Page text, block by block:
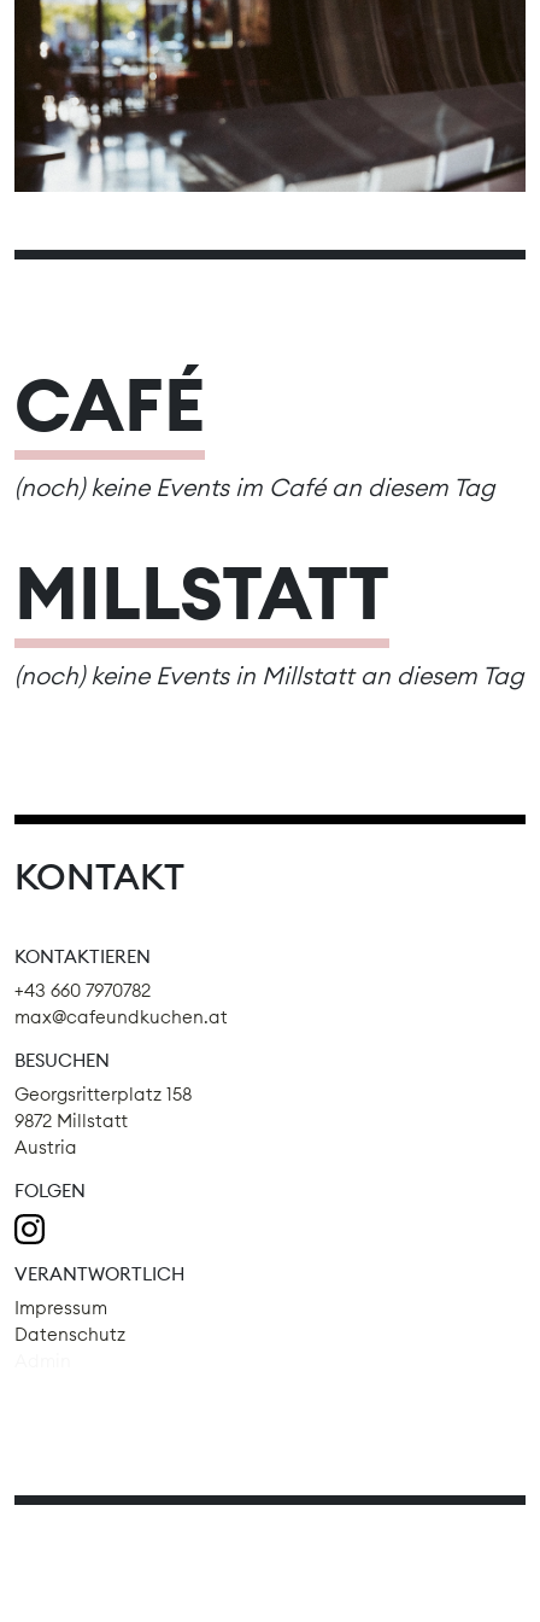
01
02
03
04 05 06 07 08
09
10
11 12 14 15
16
17
18 19 20 21 22
23
CAFÉ
(noch) keine Events im Café an diesem Tag
MILLSTATT
(noch) keine Events in Millstatt an diesem Tag
KONTAKT
KONTAKTIEREN
+43 660 7970782
max@cafeundkuchen.at
BESUCHEN
Georgsritterplatz 158
9872 Millstatt
Austria
FOLGEN
VERANTWORTLICH
Impressum
Datenschutz